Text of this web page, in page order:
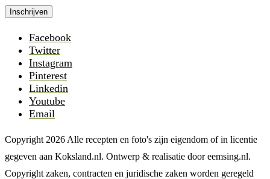
Facebook
Twitter
Instagram
Pinterest
Linkedin
Youtube
Email
Copyright 2026 Alle recepten en foto's zijn eigendom of in licentie
gegeven aan Koksland.nl. Ontwerp & realisatie door eemsing.nl.
Copyright zaken, contracten en juridische zaken worden geregeld